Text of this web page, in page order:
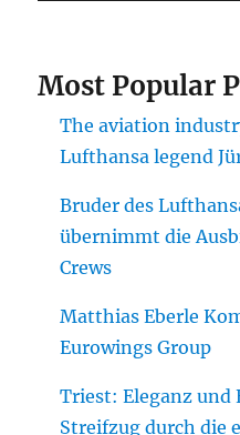
Most Popular
The aviation
Lufthansa legend
Bruder des
übernimmt die
Crews
Matthias Eberle
Eurowings Group
Triest: Eleganz
Streifzug durch die